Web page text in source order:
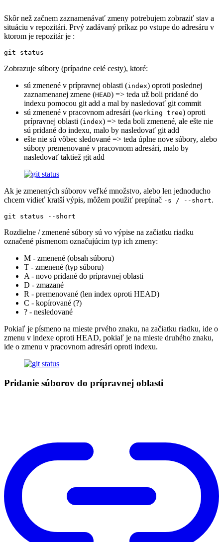
Skôr než začnem zaznamenávať zmeny potrebujem zobraziť stav a
situáciu v repozitári. Prvý zadávaný príkaz po vstupe do adresáru v
ktorom je repozitár je :
Zobrazuje súbory (prípadne celé cesty), ktoré:
sú zmenené v prípravnej oblasti (index) oproti poslednej
zaznamenanej zmene (HEAD) => teda už boli pridané do
indexu pomocou git add a mal by nasledovať git commit
sú zmenené v pracovnom adresári (working tree) oproti
prípravnej oblasti (index) => teda boli zmenené, ale ešte nie
sú pridané do indexu, malo by nasledovať git add
ešte nie sú vôbec sledované => teda úplne nove súbory, alebo
súbory premenované v pracovnom adresári, malo by
nasledovať taktiež git add
Ak je zmenených súborov veľké množstvo, alebo len jednoducho
chcem vidieť kratší výpis, môžem použiť prepínač -s / --short.
Rozdielne / zmenené súbory sú vo výpise na začiatku riadku
označené písmenom označujúcim typ ich zmeny:
M - zmenené (obsah súboru)
T - zmenené (typ súboru)
A - novo pridané do prípravnej oblasti
D - zmazané
R - premenované (len index oproti HEAD)
C - kopírované (?)
? - nesledované
Pokiaľ je písmeno na mieste prvého znaku, na začiatku riadku, ide o
zmenu v indexe oproti HEAD, pokiaľ je na mieste druhého znaku,
ide o zmenu v pracovnom adresári oproti indexu.
Pridanie súborov do prípravnej oblasti